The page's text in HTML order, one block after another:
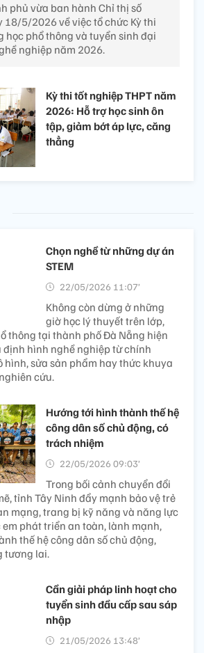
phủ vừa ban hành Chỉ thị số
18/5/2026 về việc tổ chức Kỳ thi
học phổ thông và tuyển sinh đại
nghiệp năm 2026.
Kỳ thi tốt nghiệp THPT năm
2026: Hỗ trợ học sinh ôn
tập, giảm bớt áp lực, căng
thẳng
Chọn nghề từ những dự án
STEM
22/05/2026 11:07’
Không còn dừng ở những
giờ học lý thuyết trên lớp,
thông tại thành phố Đà Nẵng hiện
hình nghề nghiệp từ chính
hình, sửa sản phẩm hay thức khuya
cứu.
Hướng tới hình thành thế hệ
công dân số chủ động, có
trách nhiệm
22/05/2026 09:03’
Trong bối cảnh chuyển đổi
tỉnh Tây Ninh đẩy mạnh bảo vệ trẻ
mạng, trang bị kỹ năng và năng lực
phát triển an toàn, lành mạnh,
thế hệ công dân số chủ động,
tương lai.
Cần giải pháp linh hoạt cho
tuyển sinh đầu cấp sau sáp
nhập
21/05/2026 13:48’